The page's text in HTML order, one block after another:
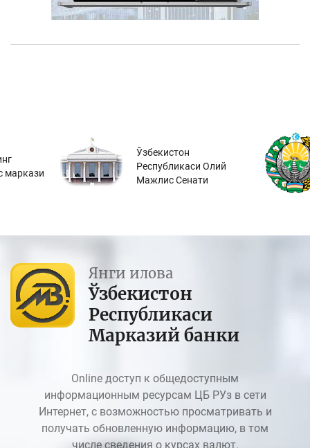
тимсоли
14.01.2025
25.12.2024
Коррупция – тараққиёт кушандаси
15.12.2024
матбуот анжумани
Фирибгарлик ҳолатларининг олдини олиш
учун кредит ташкилотлари томонидан
онлайн кредит ажратилишига доир жорий
этилаётган вақтинчалик тартиб юзасидан видеошарҳ
хизматларининг афзаллиги нимада?
27.09.2024
Президентнинг "Кичик бизнесни узлуксиз
маркази
Ўзбекистон
Республикаси Олий
Мажлис Сенати
Янги илова
Ўзбекистон
Республикаси
Марказий банки
Online доступ к общедоступным
информационным ресурсам ЦБ РУз в сети
Интернет, с возможностью просматривать и
получать обновленную информацию, в том
числе сведения о курсах валют.